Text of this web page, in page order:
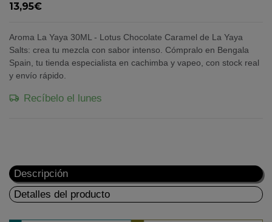
13,95€
Aroma La Yaya 30ML - Lotus Chocolate Caramel de La Yaya
Salts: crea tu mezcla con sabor intenso. Cómpralo en Bengala
Spain, tu tienda especialista en cachimba y vapeo, con stock real
y envío rápido.
Recíbelo el lunes
Descripción
Detalles del producto